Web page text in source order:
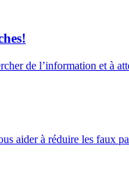
de l’information et à
aider à réduire les faux